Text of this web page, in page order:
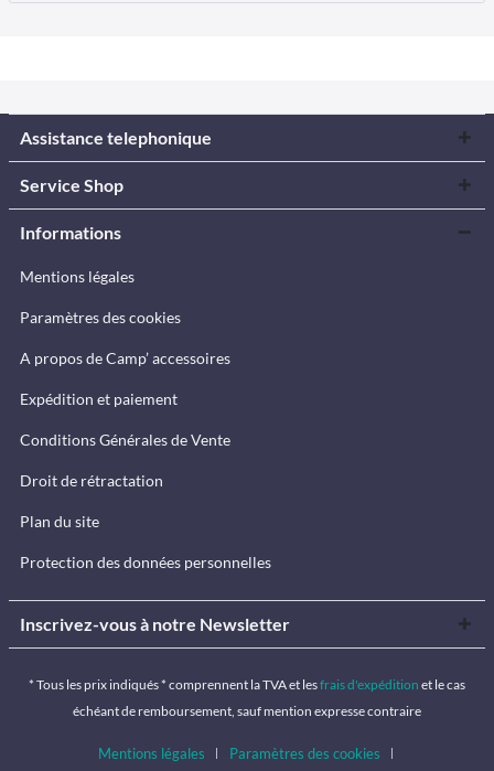
Assistance telephonique
Service Shop
Informations
Mentions légales
Paramètres des cookies
A propos de Camp’ accessoires
Expédition et paiement
Conditions Générales de Vente
Droit de rétractation
Plan du site
Protection des données personnelles
Inscrivez-vous à notre Newsletter
* Tous les prix indiqués * comprennent la TVA et lesfrais d'expédition et le cas
échéant de remboursement, sauf mention expresse contraire
Mentions légales Paramètres des cookies